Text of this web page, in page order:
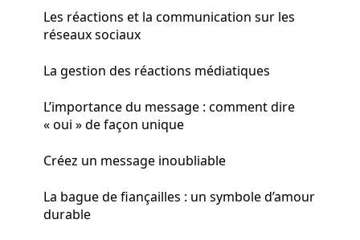
Les réactions et la communication sur les
réseaux sociaux
La gestion des réactions médiatiques
L’importance du message : comment dire
« oui » de façon unique
Créez un message inoubliable
La bague de fiançailles : un symbole d’amour
durable